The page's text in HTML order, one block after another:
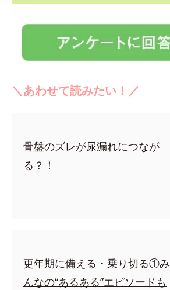
＼あわせて読みたい！／
骨盤のズレが尿漏れにつなが
る？！
更年期に備える・乗り切る①み
んなの“あるある”エピソードも